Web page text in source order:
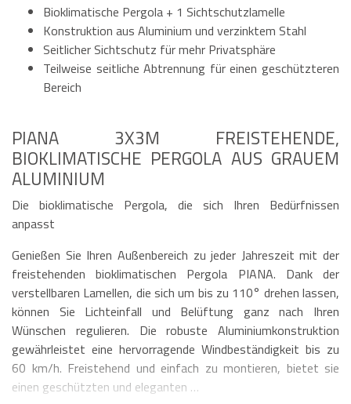
Bioklimatische Pergola + 1 Sichtschutzlamelle
Konstruktion aus Aluminium und verzinktem Stahl
Seitlicher Sichtschutz für mehr Privatsphäre
Teilweise seitliche Abtrennung für einen geschützteren
Bereich
PIANA 3X3M FREISTEHENDE,
BIOKLIMATISCHE PERGOLA AUS GRAUEM
ALUMINIUM
Die bioklimatische Pergola, die sich Ihren Bedürfnissen
anpasst
Genießen Sie Ihren Außenbereich zu jeder Jahreszeit mit der
freistehenden bioklimatischen Pergola PIANA. Dank der
verstellbaren Lamellen, die sich um bis zu 110° drehen lassen,
können Sie Lichteinfall und Belüftung ganz nach Ihren
Wünschen regulieren. Die robuste Aluminiumkonstruktion
gewährleistet eine hervorragende Windbeständigkeit bis zu
60 km/h. Freistehend und einfach zu montieren, bietet sie
einen geschützten und eleganten …